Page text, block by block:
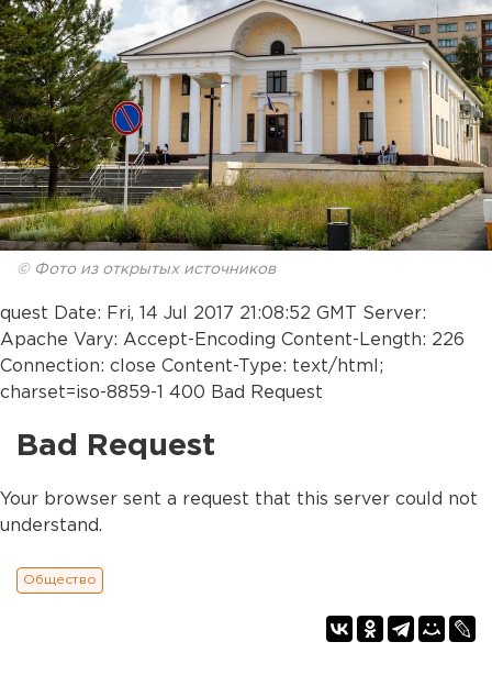
© Фото из открытых источников
quest Date: Fri, 14 Jul 2017 21:08:52 GMT Server:
Apache Vary: Accept-Encoding Content-Length: 226
Connection: close Content-Type: text/html;
charset=iso-8859-1 400 Bad Request
Bad Request
Your browser sent a request that this server could not
understand.
Общество